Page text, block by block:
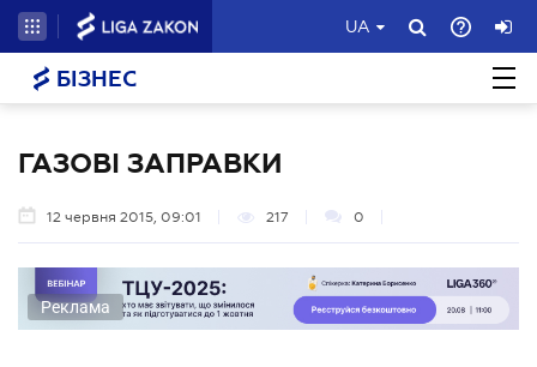
UA
БІЗНЕС
ГАЗОВІ ЗАПРАВКИ
12 червня 2015, 09:01 217 0
Реклама